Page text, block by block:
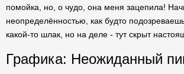
помойка, но, о чудо, она меня зацепила!
неопределённостью, как будто
какой-то шлак, но на деле - тут скрыт
Графика: Неожиданный